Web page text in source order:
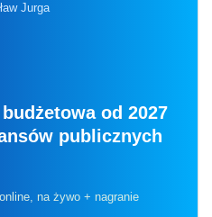
Jurga
od 2027
publicznych
online, na żywo + nagranie